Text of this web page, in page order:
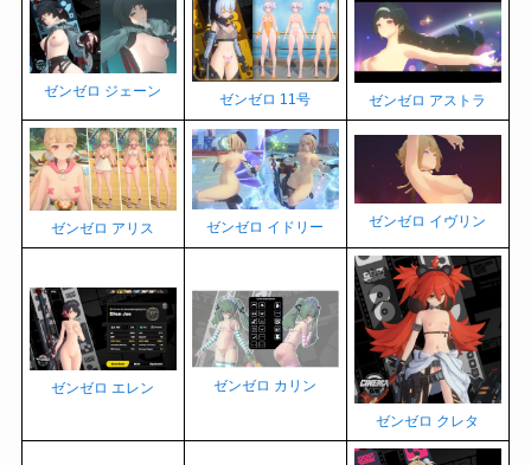
ゼンゼロ ジェーン
ゼンゼロ 11号 ゼンゼロ アストラ
ゼンゼロ アリス ゼンゼロ イドリー ゼンゼロ イヴリン
ゼンゼロ エレン ゼンゼロ カリン
ゼンゼロ クレタ